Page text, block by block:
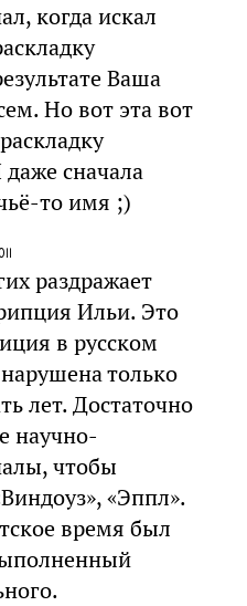
когда искал
Ваша
Но вот эта вот
сначала
то имя ;)
раздражает
Ильи. Это
в русском
только
лет. Достаточно
научно-
чтобы
«Эппл».
время был